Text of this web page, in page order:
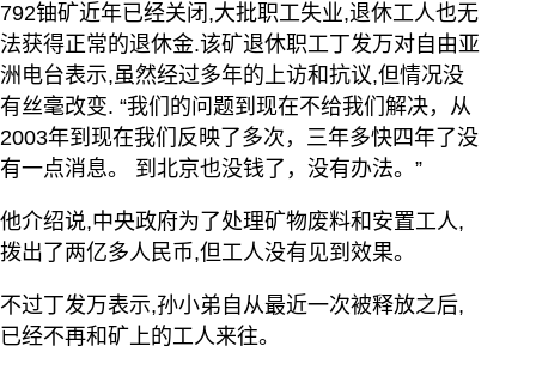
792铀矿近年已经关闭,大批职工失业,退休工人也无
法获得正常的退休金.该矿退休职工丁发万对自由亚
洲电台表示,虽然经过多年的上访和抗议,但情况没
有丝毫改变. “我们的问题到现在不给我们解决，从
2003年到现在我们反映了多次，三年多快四年了没
有一点消息。 到北京也没钱了，没有办法。”
他介绍说,中央政府为了处理矿物废料和安置工人,
拨出了两亿多人民币,但工人没有见到效果。
不过丁发万表示,孙小弟自从最近一次被释放之后,
已经不再和矿上的工人来往。